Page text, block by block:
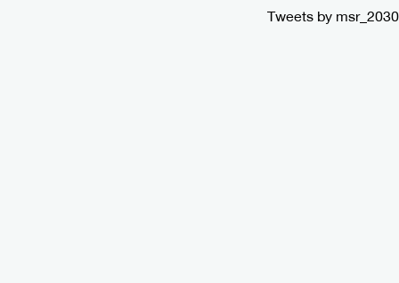
Tweets by msr_2030